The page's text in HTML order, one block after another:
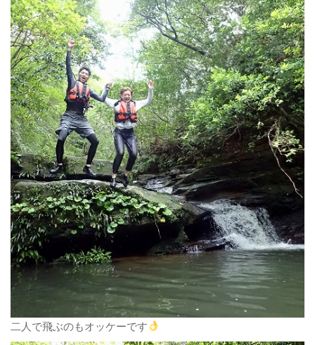
二人で飛ぶのもオッケーです